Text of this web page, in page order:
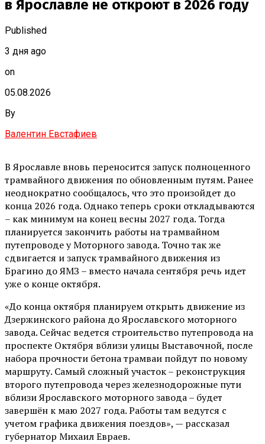
в Ярославле не откроют в 2026 году
Published
3 дня ago
on
05.08.2026
By
Валентин Евстафиев
В Ярославле вновь переносится запуск полноценного
трамвайного движения по обновленным путям. Ранее
неоднократно сообщалось, что это произойдет до
конца 2026 года. Однако теперь сроки откладываются
– как минимум на конец весны 2027 года. Тогда
планируется закончить работы на трамвайном
путепроводе у Моторного завода. Точно так же
сдвигается и запуск трамвайного движения из
Брагино до ЯМЗ – вместо начала сентября речь идет
уже о конце октября.
«До конца октября планируем открыть движение из
Дзержинского района до Ярославского моторного
завода. Сейчас ведется строительство путепровода на
проспекте Октября вблизи улицы Выставочной, после
набора прочности бетона трамваи пойдут по новому
маршруту. Самый сложный участок – реконструкция
второго путепровода через железнодорожные пути
вблизи Ярославского моторного завода – будет
завершён к маю 2027 года. Работы там ведутся с
учетом графика движения поездов», — рассказал
губернатор Михаил Евраев.